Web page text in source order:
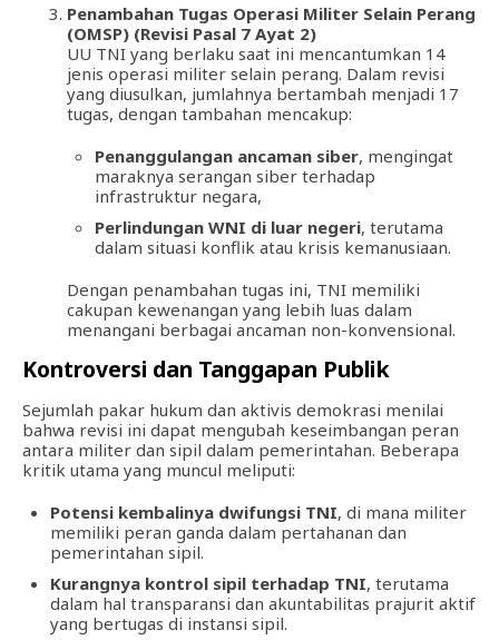
Penambahan Tugas Operasi Militer Selain Perang
(OMSP) (Revisi Pasal 7 Ayat 2)
UU TNI yang berlaku saat ini mencantumkan 14
jenis operasi militer selain perang. Dalam revisi
yang diusulkan, jumlahnya bertambah menjadi 17
tugas, dengan tambahan mencakup:
Penanggulangan ancaman siber, mengingat
maraknya serangan siber terhadap
infrastruktur negara,
Perlindungan WNI di luar negeri, terutama
dalam situasi konflik atau krisis kemanusiaan.
Dengan penambahan tugas ini, TNI memiliki
cakupan kewenangan yang lebih luas dalam
menangani berbagai ancaman non-konvensional.
Kontroversi dan Tanggapan Publik
Sejumlah pakar hukum dan aktivis demokrasi menilai
bahwa revisi ini dapat mengubah keseimbangan peran
antara militer dan sipil dalam pemerintahan. Beberapa
kritik utama yang muncul meliputi:
Potensi kembalinya dwifungsi TNI, di mana militer
memiliki peran ganda dalam pertahanan dan
pemerintahan sipil.
Kurangnya kontrol sipil terhadap TNI, terutama
dalam hal transparansi dan akuntabilitas prajurit aktif
yang bertugas di instansi sipil.